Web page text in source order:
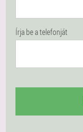
Írja be a telefonját